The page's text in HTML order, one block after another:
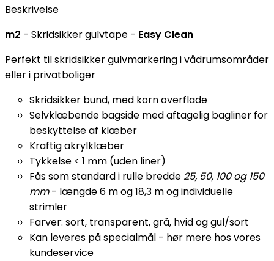
Beskrivelse
m2 - Skridsikker gulvtape - Easy Clean
Perfekt til skridsikker gulvmarkering i vådrumsområder
eller i privatboliger
Skridsikker bund, med korn overflade
Selvklæbende bagside med aftagelig bagliner for
beskyttelse af klæber
Kraftig akrylklæber
Tykkelse < 1 mm (uden liner)
Fås som standard i rulle bredde 25, 50, 100 og 150
mm- længde 6 m og 18,3 m og individuelle
strimler
Farver: sort, transparent, grå, hvid og gul/sort
Kan leveres på specialmål - hør mere hos vores
kundeservice